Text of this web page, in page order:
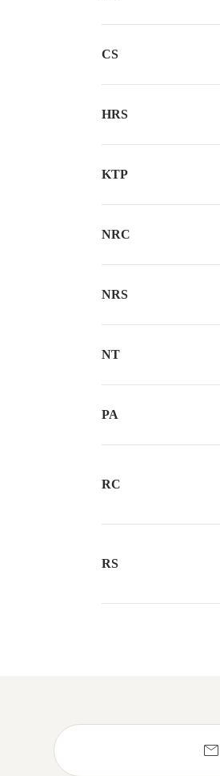
CS
HRS
KTP
NRC
NRS
NT
PA
RC
RS
mail